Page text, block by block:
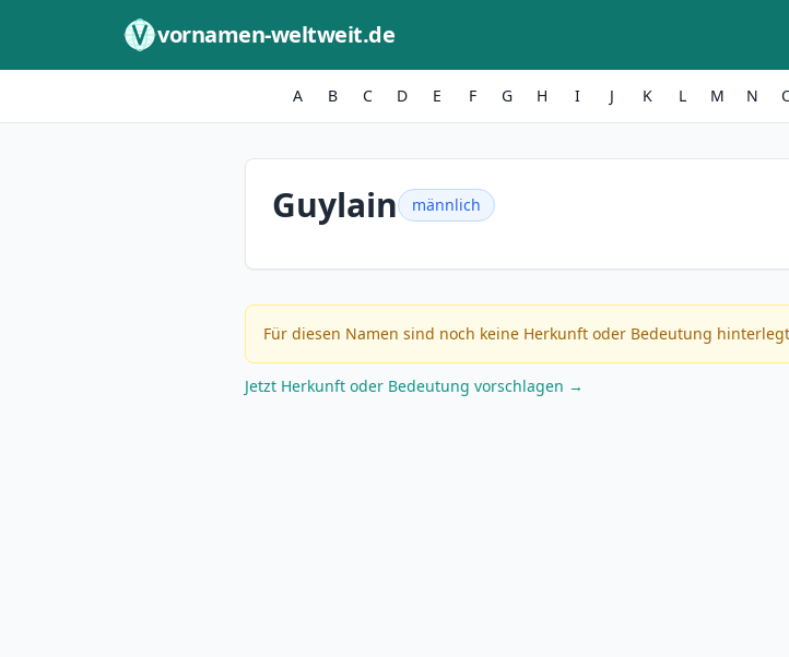
vornamen-weltweit.de
A B C D E F G H I J K L M N
Guylain männlich
Für diesen Namen sind noch keine Herkunft oder Bedeutung
Jetzt Herkunft oder Bedeutung vorschlagen →